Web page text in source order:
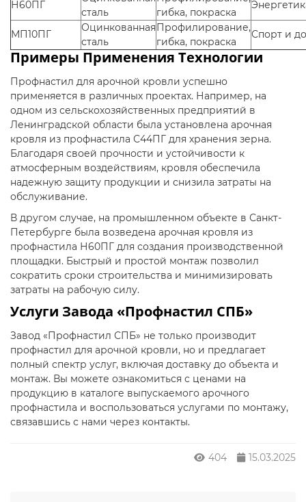
Н60ПГ
сталь
гибка, покраска
МП10ПГ
Оцинкованная
сталь
Профилирование,
гибка, покраска
Спорт и
Примеры Применения Технологии
Профнастил для арочной кровли успешно
применяется в различных проектах. Например, на
одном из сельскохозяйственных предприятий в
Ленинградской области была установлена арочная
кровля из профнастила С44ПГ для хранения зерна.
Благодаря своей прочности и устойчивости к
атмосферным воздействиям, кровля обеспечила
надежную защиту продукции и снизила затраты на
обслуживание.
В другом случае, на промышленном объекте в Санкт-
Петербурге была возведена арочная кровля из
профнастила Н60ПГ для создания производственной
площадки. Быстрый и простой монтаж позволил
сократить сроки строительства и минимизировать
затраты на рабочую силу.
Услуги Завода «Профнастил СПБ»
Завод «Профнастил СПБ» не только производит
профнастил для арочной кровли, но и предлагает
полный спектр услуг, включая доставку до объекта и
монтаж. Вы можете ознакомиться с ценами на
продукцию в каталоге выпускаемого арочного
профнастила и воспользоваться услугами по монтажу,
связавшись с нами через контакты.
404 15.03.2025